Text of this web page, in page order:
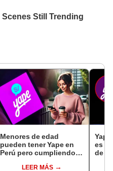
Menores de edad
pueden tener Yape en
Perú pero cumpliendo
requisitos: ¿cómo abrir
LEER MÁS
es la
de